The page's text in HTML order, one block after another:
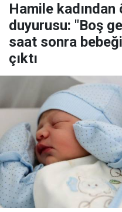
Hamile
duyurusu: "Boş
saat sonra
çıktı